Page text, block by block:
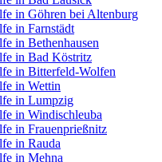
in Göhren bei Altenburg
in Farnstädt
in Bethenhausen
in Bad Köstritz
in Bitterfeld-Wolfen
in Wettin
in Lumpzig
in Windischleuba
in Frauenprießnitz
in Rauda
in Mehna